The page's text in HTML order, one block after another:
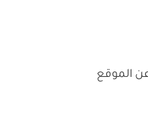
الموقع